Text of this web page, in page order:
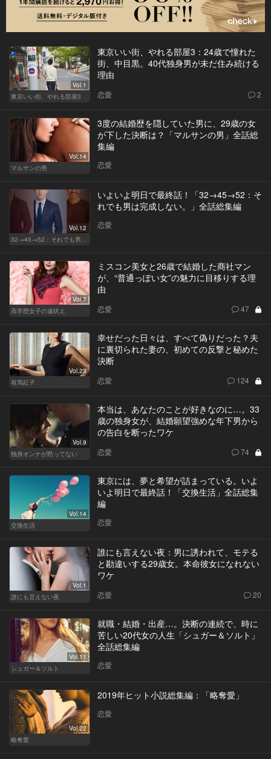
Vol.1
東京いい街、やれる部屋3
東京いい街、やれる部屋3：24歳で憧れた
街、中目黒。40代独身男が未だ住み続ける
理由
恋愛 2
Vol.14
マルサンの男
3度の結婚歴を隠していた男に、29歳の女
が下した決断は？「マルサンの男」全話総
集編
恋愛
Vol.12
32→45→52：それでも男は完成しない。
いよいよ明日で最終話！「32→45→52：そ
れでも男は完成しない。」全話総集編
恋愛
Vol.7
高学歴女子の遠吠え
ミスコン美女と26歳で結婚した商社マン
が、“普通っぽい女”の魅力に目移りする理
由
恋愛 47
Vol.23
有馬紅子
幸せだった日々は、すべて偽りだった？夫
に裏切られた妻の、初めての反撃と秘めた
決断
恋愛 124
Vol.9
独身オンナが黙ってない
本当は、あなたのことが好きなのに…。33
歳の独身女が、結婚願望強めな年下男から
の告白を断ったワケ
恋愛 74
Vol.14
交換生活
東京には、夢と希望が詰まっている。いよ
いよ明日で最終話！「交換生活」全話総集
編
恋愛
Vol.1
誰にも言えない夜
誰にも言えない夜：男に誘われて、モテる
と勘違いする29歳女。本命彼女になれない
ワケ
恋愛 20
Vol.11
シュガー＆ソルト
就職・結婚・出産…。決断の連続で、時に
苦しい20代女の人生「シュガー＆ソルト」
全話総集編
恋愛
Vol.22
略奪愛
2019年ヒット小説総集編：「略奪愛」
恋愛